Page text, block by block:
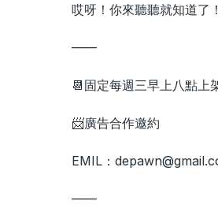
哎呀！你來聽聽就知道了！
——
📆固定每週三早上八點上
📨廣告合作邀約
EMIL：
——